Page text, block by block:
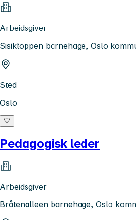
Arbeidsgiver
Sisiktoppen barnehage, Oslo
Sted
Oslo
Pedagogisk leder
Arbeidsgiver
Bråtenalleen barnehage, Oslo